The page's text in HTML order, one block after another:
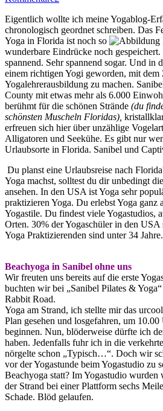
Eigentlich wollte ich meine Yogablog-
chronologisch geordnet schreiben. Das
Yoga in Florida ist noch so
wunderbare Eindrücke noch
spannend. Sehr spannend sogar. Und in
einem richtigen Yogi geworden, mit dem
Yogalehrerausbildung zu machen.
County mit etwas mehr als 6.000
berühmt für die schönen Strände (du
schönsten Muscheln Floridas),
erfreuen sich hier über unzählige
Alligatoren und Seekühe. Es gibt nur
Urlaubsorte in Florida. Sanibel und
Du planst eine Urlaubsreise nach
Yoga machst, solltest du dir unbedingt
ansehen. In den USA ist Yoga sehr
praktizieren Yoga. Du erlebst Yoga ganz
Yogastile. Du findest viele Yogastudios,
Orten. 30% der Yogaschüler in den
Yoga Praktizierenden sind unter 34 Jahre.
Beachyoga in Sanibel ohne uns
Wir freuten uns bereits auf die erste
buchten wir bei „Sanibel Pilates &
Rabbit Road.
Yoga am Strand, ich stellte mir das
Plan gesehen und losgefahren, um
beginnen. Nun, blöderweise dürfte ich
haben. Jedenfalls fuhr ich in die
nörgelte schon „Typisch…“. Doch wir
vor der Yogastunde beim Yogastudio zu
Beachyoga statt? Im Yogastudio wurden
der Strand bei einer Plattform sechs
Schade. Blöd gelaufen.